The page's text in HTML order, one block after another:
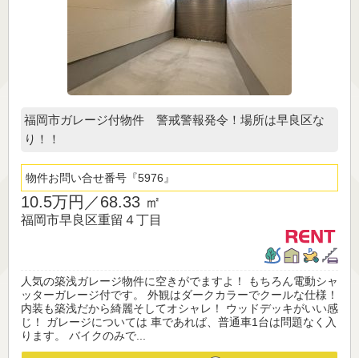
福岡市ガレージ付物件 警戒警報発令！場所は早良区な
り！！
物件お問い合せ番号 5976
10.5万円／68.33 ㎡
福岡市早良区重留４丁目
人気の築浅ガレージ物件に空きがでますよ！ もちろん電動シャ
ッターガレージ付です。 外観はダークカラーでクールな仕様！
内装も築浅だから綺麗そしてオシャレ！ ウッドデッキがいい感
じ！ ガレージについては 車であれば、普通車1台は問題なく入
ります。 バイクのみで...